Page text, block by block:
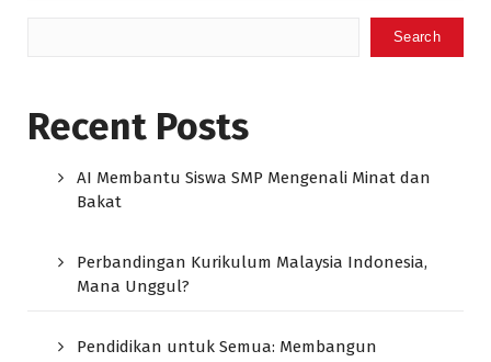
Search
Recent Posts
AI Membantu Siswa SMP Mengenali Minat dan
Bakat
Perbandingan Kurikulum Malaysia Indonesia,
Mana Unggul?
Pendidikan untuk Semua: Membangun